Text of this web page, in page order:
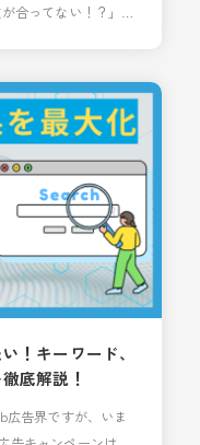
合ってない！？」っ
トの管理画面を確認
ない…。そんなと
なりますよ
！キーワード、
底解説！
広告界ですが、いま